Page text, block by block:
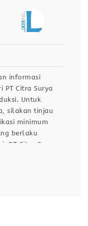
informasi
PT Citra Surya
Untuk
silakan tinjau
minimum
berlaku
PT Citra Surya
rekrutmen
mengisi